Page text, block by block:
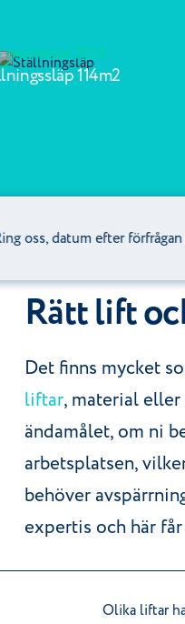
september 2025
114m2
datum efter förfrågan »
Rätt lift
Det finns mycket
liftar, material
ändamålet, om ni
arbetsplatsen,
behöver
expertis och här
Olika liftar